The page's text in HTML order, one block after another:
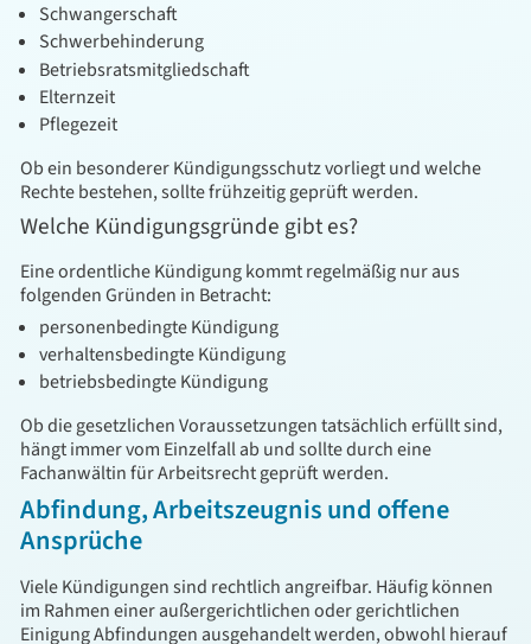
Schwangerschaft
Schwerbehinderung
Betriebsratsmitgliedschaft
Elternzeit
Pflegezeit
Ob ein besonderer Kündigungsschutz vorliegt und welche
Rechte bestehen, sollte frühzeitig geprüft werden.
Welche Kündigungsgründe gibt es?
Eine ordentliche Kündigung kommt regelmäßig nur aus
folgenden Gründen in Betracht:
personenbedingte Kündigung
verhaltensbedingte Kündigung
betriebsbedingte Kündigung
Ob die gesetzlichen Voraussetzungen tatsächlich erfüllt sind,
hängt immer vom Einzelfall ab und sollte durch eine
Fachanwältin für Arbeitsrecht geprüft werden.
Abfindung, Arbeitszeugnis und offene
Ansprüche
Viele Kündigungen sind rechtlich angreifbar. Häufig können
im Rahmen einer außergerichtlichen oder gerichtlichen
Einigung Abfindungen ausgehandelt werden, obwohl hierauf